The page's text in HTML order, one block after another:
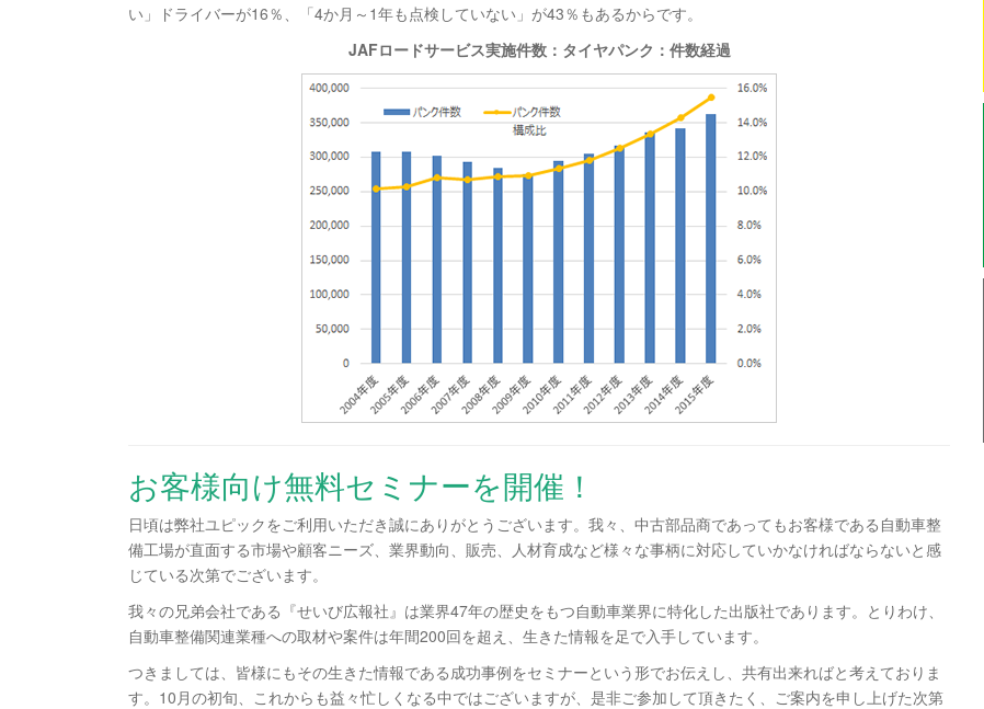
い」ドライバーが16％、「4か月～1年も点検していない」が43％もあるからです。
JAFロードサービス実施件数：タイヤパンク：件数経過
お客様向け無料セミナーを開催！
日頃は弊社ユピックをご利用いただき誠にありがとうございます。我々、中古部品商であってもお客様である自動車整
備工場が直面する市場や顧客ニーズ、業界動向、販売、人材育成など様々な事柄に対応していかなければならないと感
じている次第でございます。
我々の兄弟会社である『せいび広報社』は業界47年の歴史をもつ自動車業界に特化した出版社であります。とりわけ、
自動車整備関連業種への取材や案件は年間200回を超え、生きた情報を足で入手しています。
つきましては、皆様にもその生きた情報である成功事例をセミナーという形でお伝えし、共有出来ればと考えておりま
す。10月の初旬、これからも益々忙しくなる中ではございますが、是非ご参加して頂きたく、ご案内を申し上げた次第